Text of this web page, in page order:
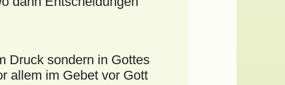
Druck sondern in Gottes
allem im Gebet vor Gott